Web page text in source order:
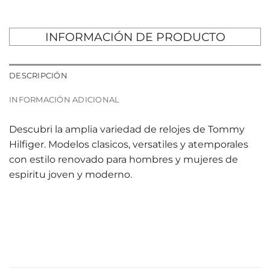
INFORMACIÓN DE PRODUCTO
DESCRIPCIÓN
INFORMACIÓN ADICIONAL
Descubri la amplia variedad de relojes de Tommy
Hilfiger. Modelos clasicos, versatiles y atemporales
con estilo renovado para hombres y mujeres de
espiritu joven y moderno.